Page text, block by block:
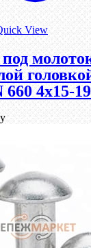
View
660 4х15-